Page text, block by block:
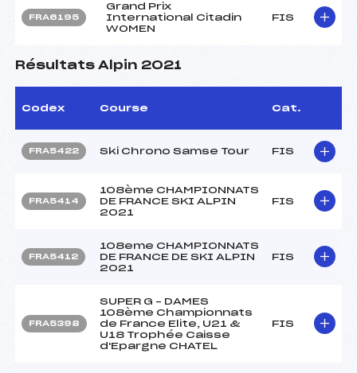
FRA6195
Grand Prix
International Citadin
WOMEN
FIS
Résultats Alpin 2021
Codex Course Cat.
FRA5422 Ski Chrono Samse Tour FIS
FRA5414
108ème CHAMPIONNATS
DE FRANCE SKI ALPIN
2021
FIS
FRA5412
108eme CHAMPIONNATS
DE FRANCE DE SKI ALPIN
2021
FIS
FRA5398
SUPER G – DAMES
108ème Championnats
de France Elite, U21 &
U18 Trophée Caisse
d'Epargne CHATEL
FIS